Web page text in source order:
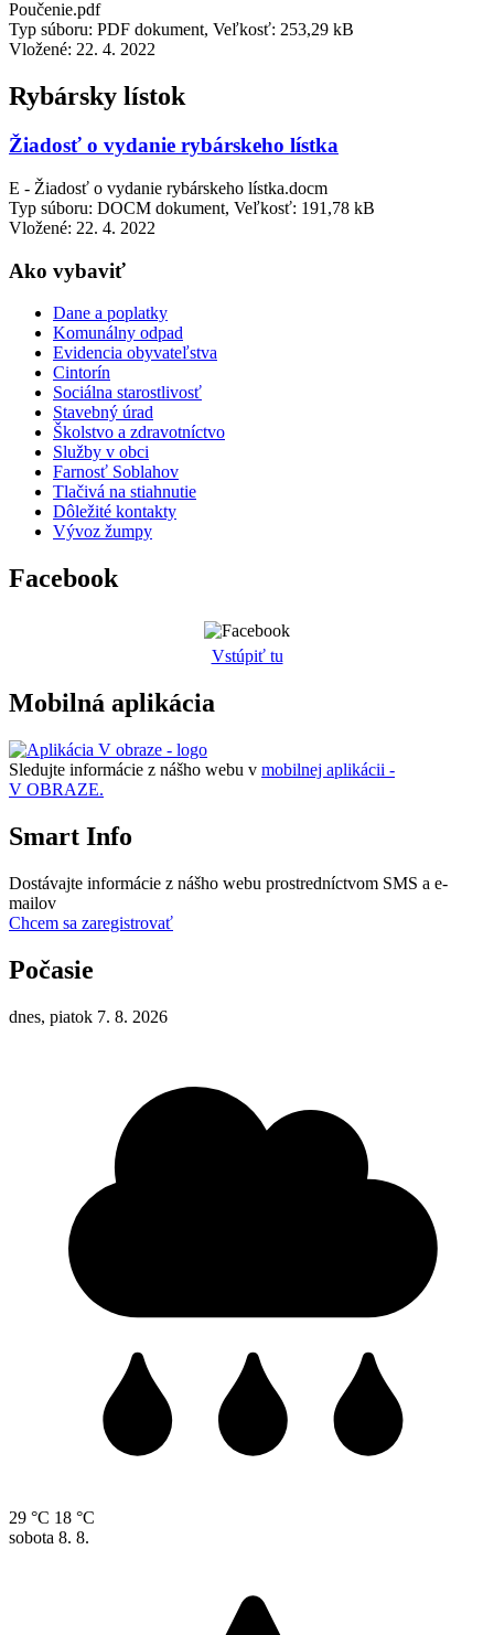
Poučenie.pdf
Typ súboru: PDF dokument, Veľkosť: 253,29 kB
Vložené: 22. 4. 2022
Rybársky lístok
Žiadosť o vydanie rybárskeho lístka
E - Žiadosť o vydanie rybárskeho lístka.docm
Typ súboru: DOCM dokument, Veľkosť: 191,78 kB
Vložené: 22. 4. 2022
Ako vybaviť
Dane a poplatky
Komunálny odpad
Evidencia obyvateľstva
Cintorín
Sociálna starostlivosť
Stavebný úrad
Školstvo a zdravotníctvo
Služby v obci
Farnosť Soblahov
Tlačivá na stiahnutie
Dôležité kontakty
Vývoz žumpy
Facebook
Vstúpiť tu
Mobilná aplikácia
Sledujte informácie z nášho webu v mobilnej aplikácii -
V OBRAZE.
Smart Info
Dostávajte informácie z nášho webu prostredníctvom SMS a e-
mailov
Chcem sa zaregistrovať
Počasie
dnes, piatok 7. 8. 2026
29 °C 18 °C
sobota 8. 8.